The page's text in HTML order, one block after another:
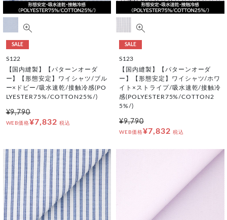
SALE
S122
【国内縫製】【パターンオーダ
ー】【形態安定】ワイシャツ/ブル
ー×ドビー/吸水速乾/接触冷感(PO
LYESTER75%/COTTON25%/)
¥9,790
WEB価格¥7,832 税込
SALE
S123
【国内縫製】【パターンオーダ
ー】【形態安定】ワイシャツ/ホワ
イト×ストライプ/吸水速乾/接触冷
感(POLYESTER75%/COTTON2
5%/)
¥9,790
WEB価格¥7,832 税込